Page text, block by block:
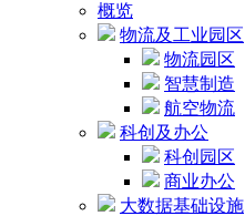
概览
物流及工业园区
物流园区
智慧制造
航空物流
科创及办公
科创园区
商业办公
大数据基础设施